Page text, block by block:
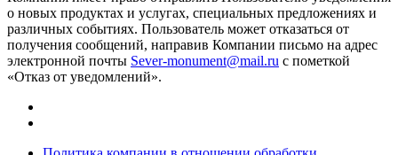
о новых продуктах и услугах, специальных предложениях и
различных событиях. Пользователь может отказаться от
получения сообщений, направив Компании письмо на адрес
электронной почты Sever-monument@mail.ru с пометкой
«Отказ от уведомлений».